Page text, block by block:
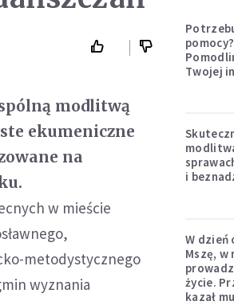
modlitwą
ekumeniczne
na
w mieście
metodystycznego
wyznania
pomocy?
Twojej
i
W dzień
Mszę, w
życie.
kazał